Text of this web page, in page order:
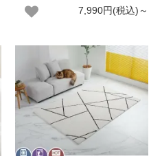
7,990円(税込)～